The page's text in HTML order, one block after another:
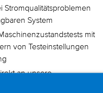
Stromqualitätsproblemen
System
mit
von Testeinstellungen
an unsere